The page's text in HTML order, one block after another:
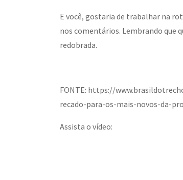
E você, gostaria de trabalhar na
nos comentários. Lembrando que
redobrada.
FONTE: https://
recado-para-os-mais-novos-da-
Assista o vídeo: